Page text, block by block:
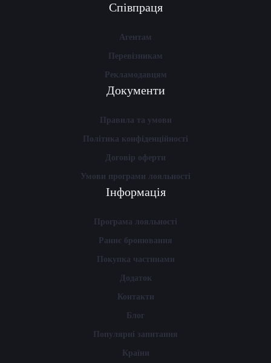
Співпраця
Агентам
Перевізникам
Рекламодавцям
Документи
Правила та умови
Політика конфіденційності
Договір оферти
Умови програми лояльності
Інформація
Програма лояльності
Раннє бронювання
Покупка частинами
Додаток
Контакти
Блог
Популярні запитання
Країни